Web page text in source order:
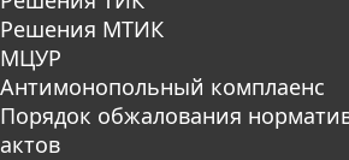
Решения МТИК
МЦУР
Антимонопольный комплаенс
Порядок обжалования
актов